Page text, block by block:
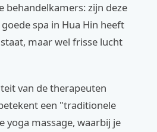
behandelkamers: zijn deze
spa in Hua Hin heeft
maar wel frisse lucht
van de therapeuten
een "traditionele
yoga massage, waarbij je